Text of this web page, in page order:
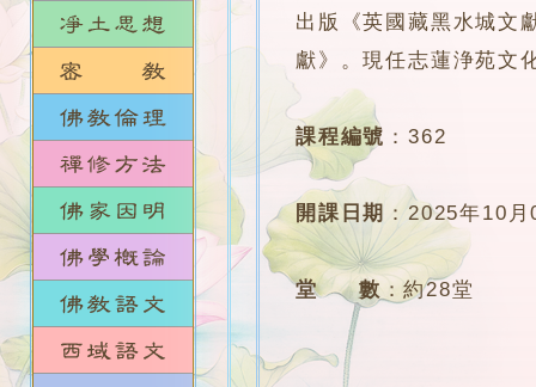
出版《英國藏黑水城文
獻》。現任志蓮浄苑文
課程編號 ：362
開課日期 ：2025年10月
堂 數 ：約28堂